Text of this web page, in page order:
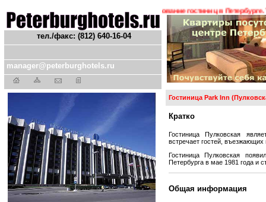
тел./факс: (812) 640-16-04
manager@peterburghotels.ru
! ! ! Гостиницы Санкт-Петербурга. Бронирование гостиниц в Петербурге.
Гостиница Park Inn
Кратко
Гостиница Пулковская
встречает гостей,
Гостиница Пулковская
Петербурга в мае 1981 года и
Общая информация